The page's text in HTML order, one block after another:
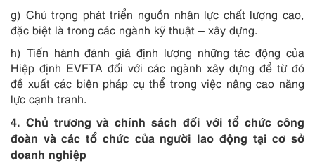
g) Chú trọng phát triển nguồn nhân lực chất lượng cao,
đặc biệt là trong các ngành kỹ thuật – xây dựng.
h) Tiến hành đánh giá định lượng những tác động của
Hiệp định EVFTA đối với các ngành xây dựng để từ đó
đề xuất các biện pháp cụ thể trong việc nâng cao năng
lực cạnh tranh.
4. Chủ trương và chính sách đối với tổ chức công
đoàn và các tổ chức của người lao động tại cơ sở
doanh nghiệp